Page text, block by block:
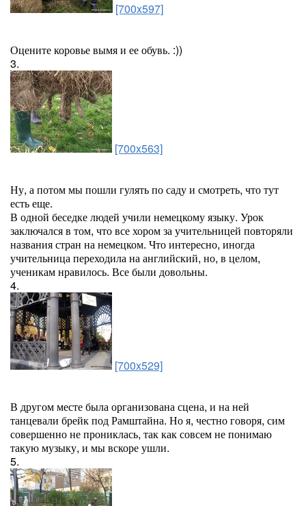
[700x597]
Оцените коровье вымя и ее обувь. :))
3.
[700x563]
Ну, а потом мы пошли гулять по саду и смотреть, что тут
есть еще.
В одной беседке людей учили немецкому языку. Урок
заключался в том, что все хором за учительницей повторяли
названия стран на немецком. Что интересно, иногда
учительница переходила на английский, но, в целом,
ученикам нравилось. Все были довольны.
4.
[700x529]
В другом месте была организована сцена, и на ней
танцевали брейк под Рамштайна. Но я, честно говоря, сим
совершенно не прониклась, так как совсем не понимаю
такую музыку, и мы вскоре ушли.
5.